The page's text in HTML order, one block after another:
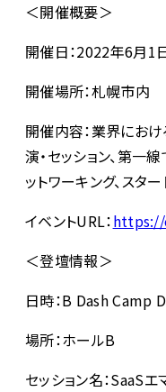
＜開催概要＞
開催日：2022年6月1日
開催場所：札幌市内
開催内容：業界にお
演・セッション、第一
ットワーキング、スタ
イベントURL：
＜登壇情報＞
日時：B Dash Camp
場所：ホールB
セッション名：SaaS